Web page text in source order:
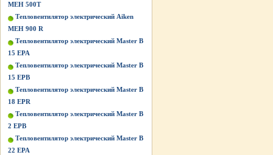
MEH 500T
Тепловентилятор электрический Aiken
MEH 900 R
Тепловентилятор электрический Master B
15 EPA
Тепловентилятор электрический Master B
15 EPB
Тепловентилятор электрический Master B
18 EPR
Тепловентилятор электрический Master B
2 EPB
Тепловентилятор электрический Master B
22 EPA